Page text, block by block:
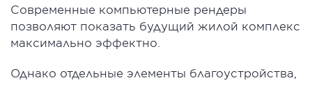
Современные компьютерные рендеры
позволяют показать будущий жилой комплекс
максимально эффектно.
Однако отдельные элементы благоустройства,